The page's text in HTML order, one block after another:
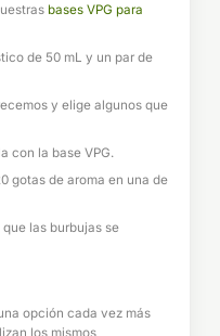
bases VPG para
de 50 mL y un par de
y elige algunos que
con la base VPG.
gotas de aroma en una de
las burbujas se
opción cada vez más
los mismos